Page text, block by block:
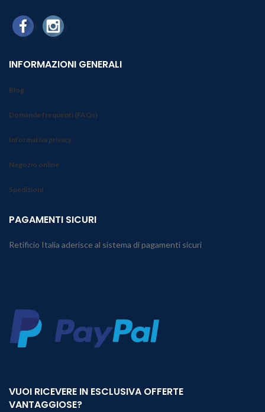
INFORMAZIONI GENERALI
Blog
Domande frequenti (FAQs)
Informativa privacy
Negozio online
Spedizioni
PAGAMENTI SICURI
Retificio Italia aderisce al sistema di pagamenti sicuri
VUOI RICEVERE IN ESCLUSIVA OFFERTE
VANTAGGIOSE?